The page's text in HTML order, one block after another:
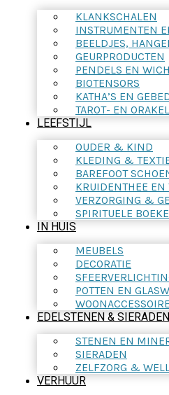
KLANKSCHALEN
INSTRUMENTEN
BEELDJES,
GEURPRODUCTEN
PENDELS EN
BIOTENSORS
KATHA’S EN
TAROT- EN
LEEFSTIJL
OUDER & KIND
KLEDING &
BAREFOOT
KRUIDENTHEE EN
VERZORGING &
SPIRITUELE
IN HUIS
MEUBELS
DECORATIE
POTTEN EN
EDELSTENEN & SIERADEN
STENEN EN
SIERADEN
ZELFZORG &
VERHUUR